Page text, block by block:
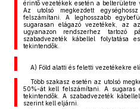
érintő vezetékek esetén a belterületre
Az utolsó megkezdett
felszámítani. A leghosszabb
sugarasan elágazó vezetékek, az
ugyanazon rendszerhez tartozó
szabadvezeték kábellel folytatása
tekintendők.
A) Föld alatti és feletti vezetékekre
Több szakasz esetén az utolsó
50%-át kell felszámítani. A sugaras
tekintendők. A szabadvezeték
szerint kell eljárni.